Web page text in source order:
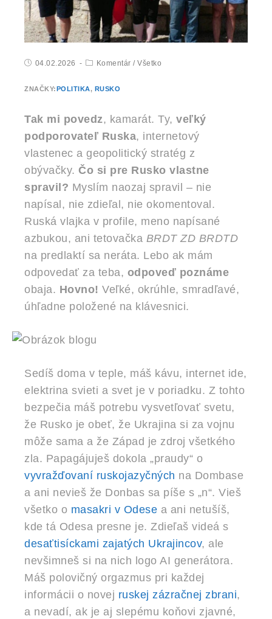
04.02.2026 Komentár / Všetko
ZNAČKY:POLITIKA, RUSKO
Tak mi povedz, kamarát. Ty, veľký
podporovateľ Ruska, internetový
vlastenec a geopolitický stratég z
obývačky. Čo si pre Rusko vlastne
spravil? Myslím naozaj spravil – nie
napísal, nie zdieľal, nie okomentoval.
Ruská vlajka v profile, meno napísané
azbukou, ani tetovačka BRDT ZD BRDTD
na predlaktí sa neráta. Lebo ak mám
odpovedať za teba, odpoveď poznáme
obaja. Hovno! Veľké, okrúhle, smradľavé,
úhľadne položené na klávesnici.
Sedíš doma v teple, máš kávu, internet ide,
elektrina svieti a svet je v poriadku. Z tohto
bezpečia máš potrebu vysvetľovať svetu,
že Rusko je obeť, že Ukrajina si za vojnu
môže sama a že Západ je zdroj všetkého
zla. Papagájuješ dokola „praudy“ o
vyvražďovaní ruskojazyčných na Dombase
a ani nevieš že Donbas sa píše s „n“. Vieš
všetko o masakri v Odese a ani netušíš,
kde tá Odesa presne je. Zdieľaš videá s
desaťtisíckami zajatých Ukrajincov, ale
nevšimneš si na nich logo AI generátora.
Máš polovičný orgazmus pri každej
informácii o novej ruskej zázračnej zbrani,
a nevadí, ak je aj slepému koňovi zjavné,